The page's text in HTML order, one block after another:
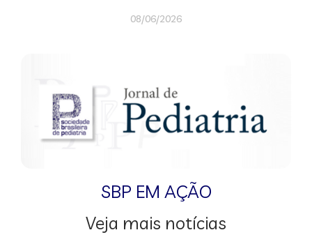
08/06/2026
SBP EM AÇÃO
Veja mais notícias